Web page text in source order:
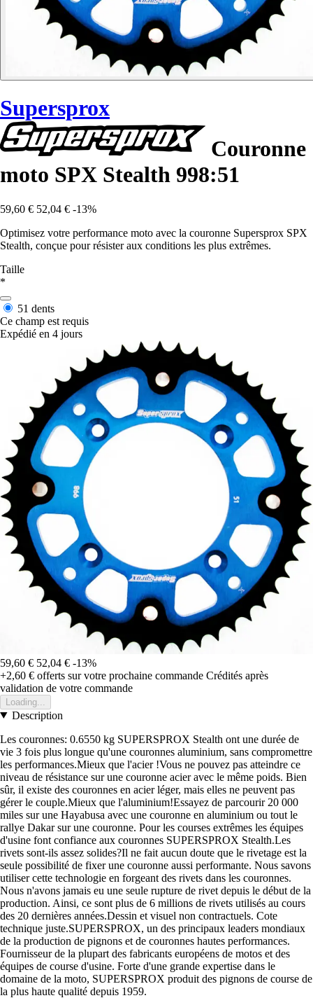
Supersprox
Couronne
moto SPX Stealth 998:51
59,60 € 52,04 € -13%
Optimisez votre performance moto avec la couronne Supersprox SPX
Stealth, conçue pour résister aux conditions les plus extrêmes.
Taille
*
51 dents
Ce champ est requis
Expédié en 4 jours
59,60 € 52,04 € -13%
+2,60 € offerts sur votre prochaine commande Crédités après
validation de votre commande
Loading...
Description
Les couronnes: 0.6550 kg SUPERSPROX Stealth ont une durée de
vie 3 fois plus longue qu'une couronnes aluminium, sans compromettre
les performances.Mieux que l'acier !Vous ne pouvez pas atteindre ce
niveau de résistance sur une couronne acier avec le même poids. Bien
sûr, il existe des couronnes en acier léger, mais elles ne peuvent pas
gérer le couple.Mieux que l'aluminium!Essayez de parcourir 20 000
miles sur une Hayabusa avec une couronne en aluminium ou tout le
rallye Dakar sur une couronne. Pour les courses extrêmes les équipes
d'usine font confiance aux couronnes SUPERSPROX Stealth.Les
rivets sont-ils assez solides?Il ne fait aucun doute que le rivetage est la
seule possibilité de fixer une couronne aussi performante. Nous savons
utiliser cette technologie en forgeant des rivets dans les couronnes.
Nous n'avons jamais eu une seule rupture de rivet depuis le début de la
production. Ainsi, ce sont plus de 6 millions de rivets utilisés au cours
des 20 dernières années.Dessin et visuel non contractuels. Cote
technique juste.SUPERSPROX, un des principaux leaders mondiaux
de la production de pignons et de couronnes hautes performances.
Fournisseur de la plupart des fabricants européens de motos et des
équipes de course d'usine. Forte d'une grande expertise dans le
domaine de la moto, SUPERSPROX produit des pignons de course de
la plus haute qualité depuis 1959.